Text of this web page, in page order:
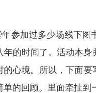
参加过多少场线下
年的时间了。活动本
心境。所以，下面
的回顾。里面牵扯